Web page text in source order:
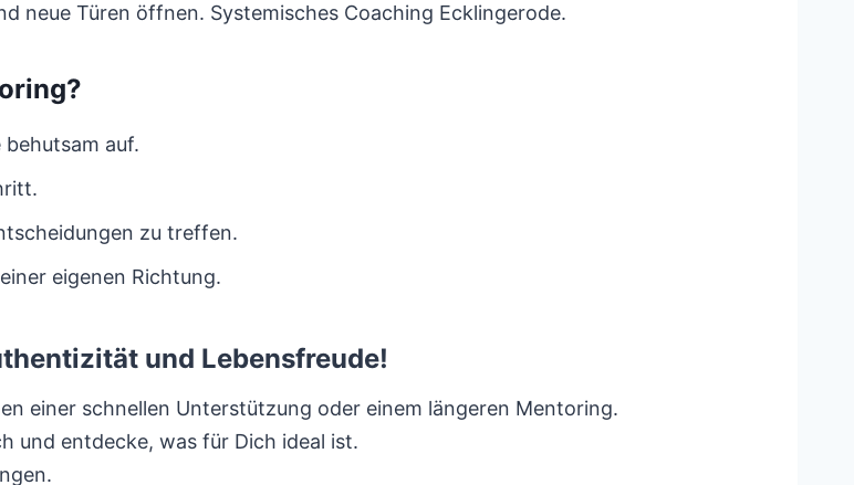
neue Türen öffnen. Systemisches Coaching Ecklingerode.
auf.
zu treffen.
eigenen Richtung.
und Lebensfreude!
einer schnellen Unterstützung oder einem längeren Mentoring.
und entdecke, was für Dich ideal ist.